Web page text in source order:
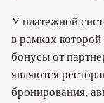
У платежной
в рамках
бонусы от
являются
бронирования,